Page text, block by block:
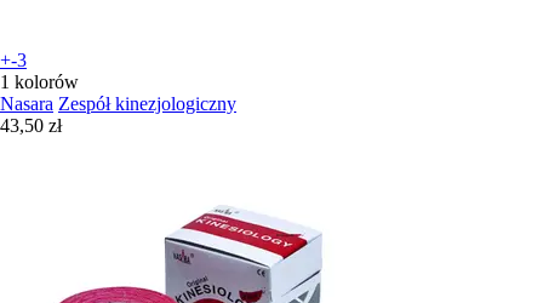
+-3
1 kolorów
Nasara Zespół kinezjologiczny
43,50 zł